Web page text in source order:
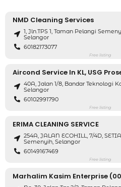
NMD Cleaning Services
1, Jln.TPS 1, Taman Pelangi
Selangor
60182173077
Free listing
Aircond Service In KL, USG
40A, Jalan 1/8, Bandar Teknologi
Selangor
60102991790
Free listing
ERIMA CLEANING SERVICE
254A, JALAN ECOHILL, 7/4D,
Semenyih, Selangor
60149167469
Free listing
Marhalim Kasim Enterprise